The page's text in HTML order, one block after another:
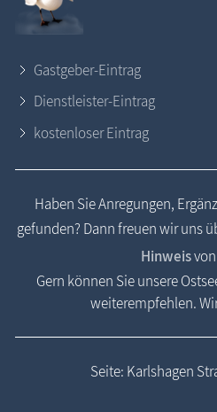
Gastgeber-Eintrag
Dienstleister-Eintrag
kostenloser Eintrag
Haben Sie Anregungen,
gefunden? Dann freuen wir uns
Hinweis
Gern können Sie unsere
weiterempfehlen.
Seite: Karlshagen